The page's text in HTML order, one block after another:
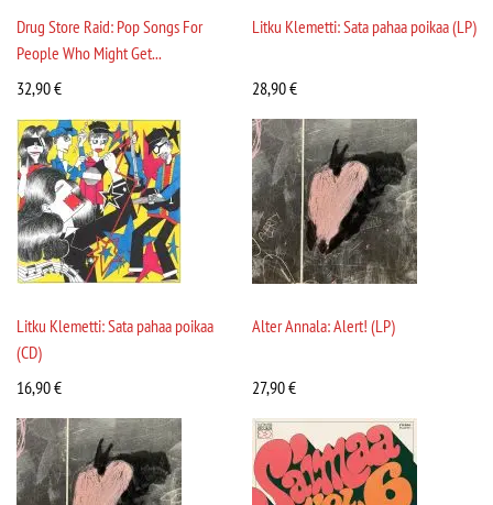
Drug Store Raid: Pop Songs For
People Who Might Get...
32,90€
Litku Klemetti: Sata pahaa poikaa (LP)
28,90€
Litku Klemetti: Sata pahaa poikaa
(CD)
16,90€
Alter Annala: Alert! (LP)
27,90€